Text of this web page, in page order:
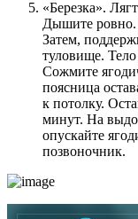
«Березка».
Дышите ровно.
Затем,
туловище.
Сожмите
поясница
к потолку.
минут. На
опускайте
позвоночник.